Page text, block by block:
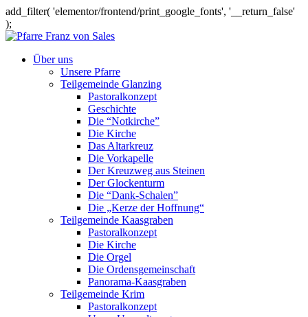
add_filter( 'elementor/frontend/print_google_fonts', '__return_false'
);
Über uns
Unsere Pfarre
Teilgemeinde Glanzing
Pastoralkonzept
Geschichte
Die “Notkirche”
Die Kirche
Das Altarkreuz
Die Vorkapelle
Der Kreuzweg aus Steinen
Der Glockenturm
Die “Dank-Schalen”
Die „Kerze der Hoffnung“
Teilgemeinde Kaasgraben
Pastoralkonzept
Die Kirche
Die Orgel
Die Ordensgemeinschaft
Panorama-Kaasgraben
Teilgemeinde Krim
Pastoralkonzept